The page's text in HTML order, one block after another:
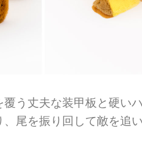
う丈夫な装甲板と硬い
尾を振り回して敵を追